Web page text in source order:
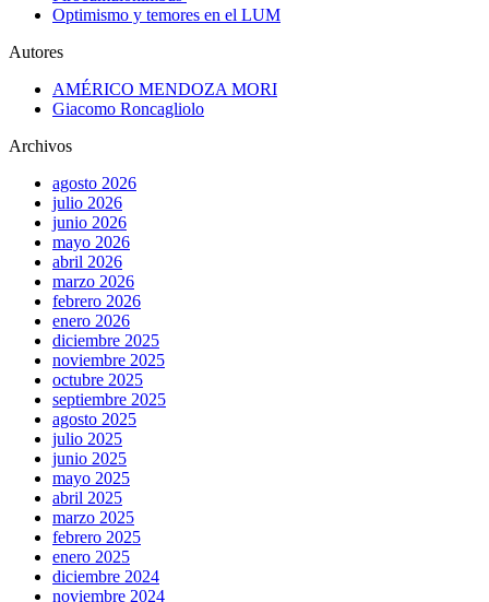
Optimismo y temores en el LUM
Autores
AMÉRICO MENDOZA MORI
Giacomo Roncagliolo
Archivos
agosto 2026
julio 2026
junio 2026
mayo 2026
abril 2026
marzo 2026
febrero 2026
enero 2026
diciembre 2025
noviembre 2025
octubre 2025
septiembre 2025
agosto 2025
julio 2025
junio 2025
mayo 2025
abril 2025
marzo 2025
febrero 2025
enero 2025
diciembre 2024
noviembre 2024